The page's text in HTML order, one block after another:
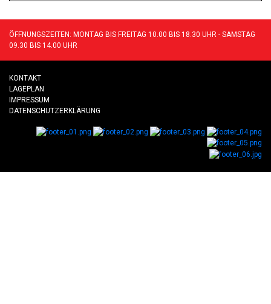
ÖFFNUNGSZEITEN: MONTAG BIS FREITAG 10.00 BIS 18.30 UHR - SAMSTAG
09.30 BIS 14.00 UHR
KONTAKT
LAGEPLAN
IMPRESSUM
DATENSCHUTZERKLÄRUNG